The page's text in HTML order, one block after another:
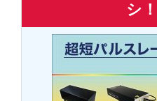
シ